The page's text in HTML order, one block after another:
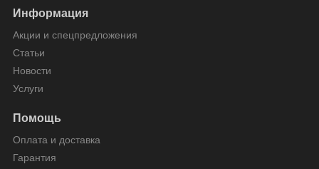
Информация
Акции и спецпредложения
Статьи
Новости
Услуги
Помощь
Оплата и доставка
Гарантия